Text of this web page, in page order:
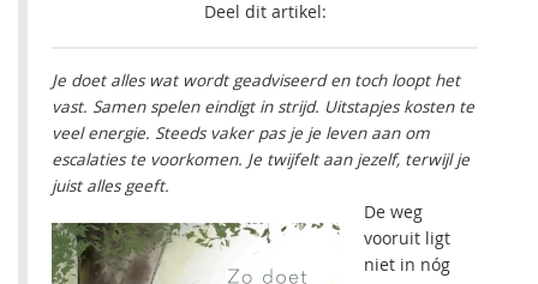
Deel dit artikel:
Je doet alles wat wordt geadviseerd en toch loopt het
vast. Samen spelen eindigt in strijd. Uitstapjes kosten te
veel energie. Steeds vaker pas je je leven aan om
escalaties te voorkomen. Je twijfelt aan jezelf, terwijl je
juist alles geeft.
De weg
vooruit ligt
niet in nóg